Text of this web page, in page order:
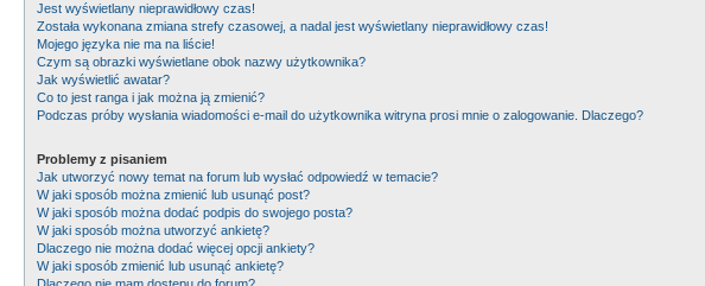
Jest wyświetlany nieprawidłowy czas!
Została wykonana zmiana strefy czasowej, a nadal jest wyświetlany nieprawidłowy czas!
Mojego języka nie ma na liście!
Czym są obrazki wyświetlane obok nazwy użytkownika?
Jak wyświetlić awatar?
Co to jest ranga i jak można ją zmienić?
Podczas próby wysłania wiadomości e-mail do użytkownika witryna prosi mnie o zalogowanie. Dlaczego?
Problemy z pisaniem
Jak utworzyć nowy temat na forum lub wysłać odpowiedź w temacie?
W jaki sposób można zmienić lub usunąć post?
W jaki sposób można dodać podpis do swojego posta?
W jaki sposób można utworzyć ankietę?
Dlaczego nie można dodać więcej opcji ankiety?
W jaki sposób zmienić lub usunąć ankietę?